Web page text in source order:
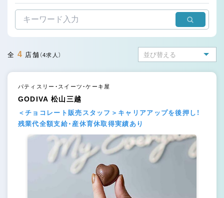
全 4 店舗 （4求人）
パティスリー・スイーツ・ケーキ屋
GODIVA 松山三越
＜チョコレート販売スタッフ＞キャリアアップを後押し！
残業代全額支給・産休育休取得実績あり